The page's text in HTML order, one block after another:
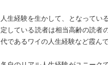
人生経験を生かして、となってい
定している読者は相当高齢の読者
代であるワイの人生経験など霞ん